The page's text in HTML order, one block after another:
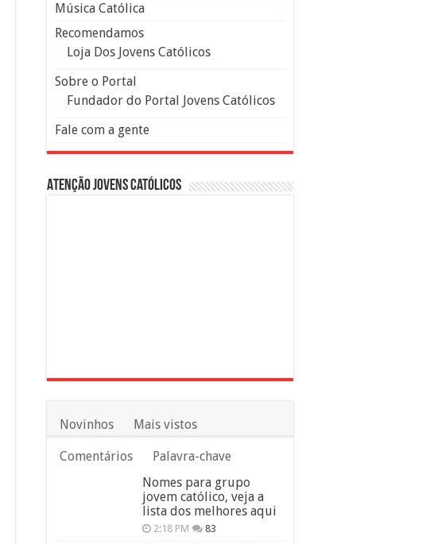
Música Católica
Recomendamos
Loja Dos Jovens Católicos
Sobre o Portal
Fundador do Portal Jovens Católicos
Fale com a gente
Atenção Jovens Católicos
Novinhos Mais vistos
Comentários
Palavra-chave
Nomes para grupo
jovem católico, veja a
lista dos melhores aqui
2:18 PM 83